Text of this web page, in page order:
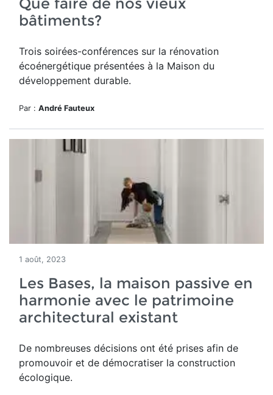
bâtiments?
Trois soirées-conférences sur la rénovation
écoénergétique présentées à la Maison du
développement durable.
Par : André Fauteux
1 août, 2023
Les Bases, la maison passive en
harmonie avec le patrimoine
architectural existant
De nombreuses décisions ont été prises afin de
promouvoir et de démocratiser la construction
écologique.